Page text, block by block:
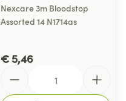
Nexcare 3m Bloodstop
Assorted 14 N1714as
€ 5,46